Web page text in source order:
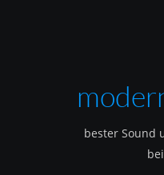
bester Sound